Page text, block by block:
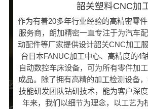
韶关塑料CNC加
作为有着20多年行业经验的高精密零
服务商，朗加精密一直专注于为汽车
动配件等厂家提供设计韶关CNC加工
台日本FANUC加工中心、高精度的4
自动数控车床设备，可为所有零件加
成品。除了拥有高精的加工检测设备
技能研发团队钻研技术，能为客户深
年来，我们以细节为理念，以工艺为